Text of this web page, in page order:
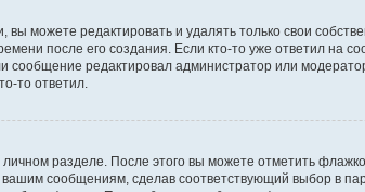
можете редактировать и удалять только свои
после его создания. Если кто-то уже ответил на
сообщение редактировал администратор или
то ответил.
разделе. После этого вы можете отметить
сообщениям, сделав соответствующий выбор в